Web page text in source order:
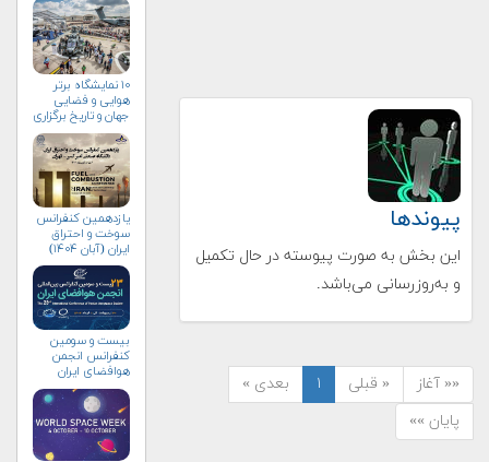
پیوندها
این بخش به صورت پیوسته در حال تکمیل
و به‌روزرسانی می‌باشد.
«« آغاز « قبلی ۱
بعدی »
پایان »»
۱۰ نمایشگاه برتر
هوایی و فضایی
جهان و تاریخ برگزاری
آن‌ها
یازدهمین کنفرانس
سوخت و احتراق
ایران (آبان‌ ۱۴۰۴)
بیست و سومین
کنفرانس انجمن
هوافضای ايران